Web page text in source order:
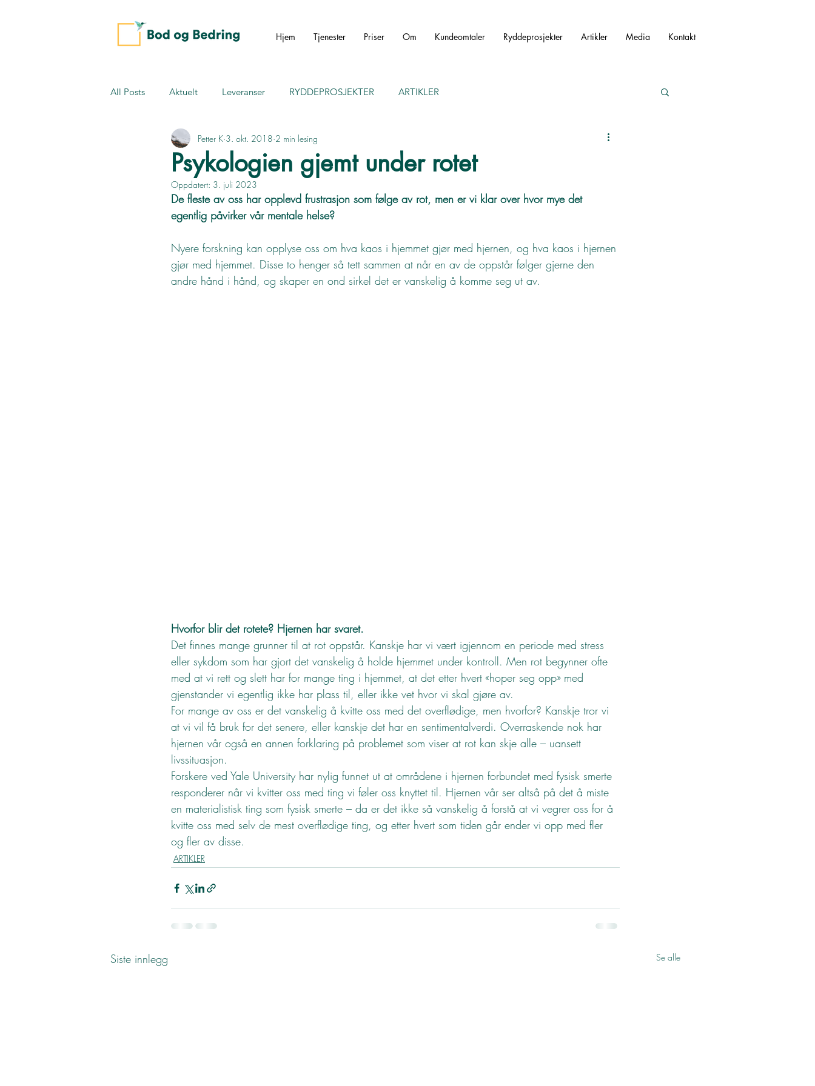
Hjem Tjenester Priser Om Kundeomtaler Ryddeprosjekter Artikler Media Kontakt
All Posts Aktuelt Leveranser RYDDEPROSJEKTER ARTIKLER
Psykologien gjemt under rotet
Petter K 3. okt. 2018 2 min lesing
Oppdatert: 3. juli 2023
De fleste av oss har opplevd frustrasjon som følge av rot, men er vi klar over hvor mye det
egentlig påvirker vår mentale helse?
Nyere forskning kan opplyse oss om hva kaos i hjemmet gjør med hjernen, og hva kaos i hjernen
gjør med hjemmet. Disse to henger så tett sammen at når en av de oppstår følger gjerne den
andre hånd i hånd, og skaper en ond sirkel det er vanskelig å komme seg ut av.
Hvorfor blir det rotete? Hjernen har svaret.
Det finnes mange grunner til at rot oppstår. Kanskje har vi vært igjennom en periode med stress
eller sykdom som har gjort det vanskelig å holde hjemmet under kontroll. Men rot begynner ofte
med at vi rett og slett har for mange ting i hjemmet, at det etter hvert «hoper seg opp» med
gjenstander vi egentlig ikke har plass til, eller ikke vet hvor vi skal gjøre av.
For mange av oss er det vanskelig å kvitte oss med det overflødige, men hvorfor? Kanskje tror vi
at vi vil få bruk for det senere, eller kanskje det har en sentimentalverdi. Overraskende nok har
hjernen vår også en annen forklaring på problemet som viser at rot kan skje alle – uansett
livssituasjon.
Forskere ved Yale University har nylig funnet ut at områdene i hjernen forbundet med fysisk smerte
responderer når vi kvitter oss med ting vi føler oss knyttet til. Hjernen vår ser altså på det å miste
en materialistisk ting som fysisk smerte – da er det ikke så vanskelig å forstå at vi vegrer oss for å
kvitte oss med selv de mest overflødige ting, og etter hvert som tiden går ender vi opp med fler
og fler av disse.
ARTIKLER
Siste innlegg Se alle